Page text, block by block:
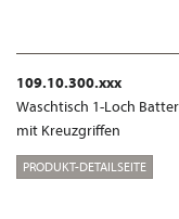
109.10.300.xxx
Waschtisch 1-Loch
mit Kreuzgriffen
PRODUKT-DETAILSEITE